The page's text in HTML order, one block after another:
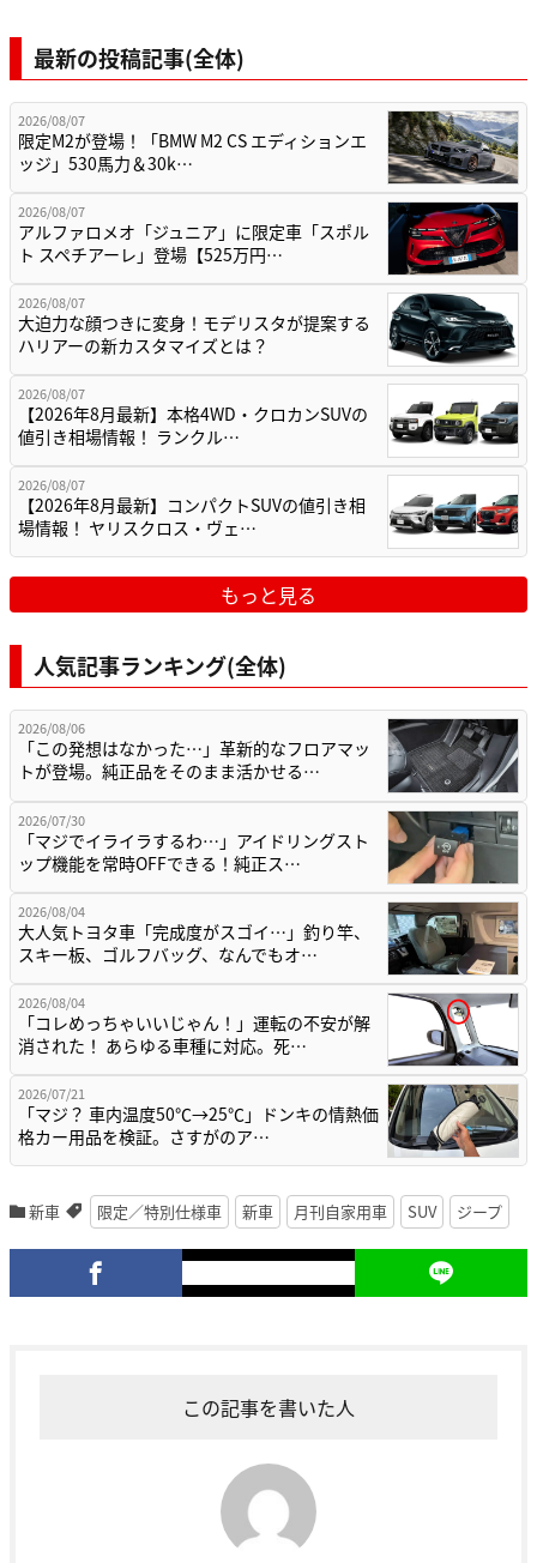
最新の投稿記事(全体)
2026/08/07
限定M2が登場！「BMW M2 CS エディションエ
ッジ」530馬力＆30k…
2026/08/07
アルファロメオ「ジュニア」に限定車「スポル
ト スペチアーレ」登場【525万円…
2026/08/07
大迫力な顔つきに変身！モデリスタが提案する
ハリアーの新カスタマイズとは？
2026/08/07
【2026年8月最新】本格4WD・クロカンSUVの
値引き相場情報！ ランクル…
2026/08/07
【2026年8月最新】コンパクトSUVの値引き相
場情報！ ヤリスクロス・ヴェ…
もっと見る
人気記事ランキング(全体)
2026/08/06
「この発想はなかった…」革新的なフロアマッ
トが登場。純正品をそのまま活かせる…
2026/07/30
「マジでイライラするわ…」アイドリングスト
ップ機能を常時OFFできる！純正ス…
2026/08/04
大人気トヨタ車「完成度がスゴイ…」釣り竿、
スキー板、ゴルフバッグ、なんでもオ…
2026/08/04
「コレめっちゃいいじゃん！」運転の不安が解
消された！ あらゆる車種に対応。死…
2026/07/21
「マジ？ 車内温度50℃→25℃」ドンキの情熱価
格カー用品を検証。さすがのア…
新車 限定／特別仕様車 新車 月刊自家用車 SUV ジープ
この記事を書いた人